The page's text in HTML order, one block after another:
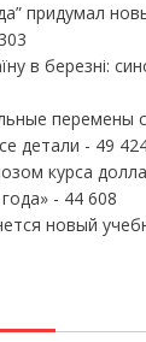
придумал
в березні:
перемены
детали - 49
курса
- 44 608
новый